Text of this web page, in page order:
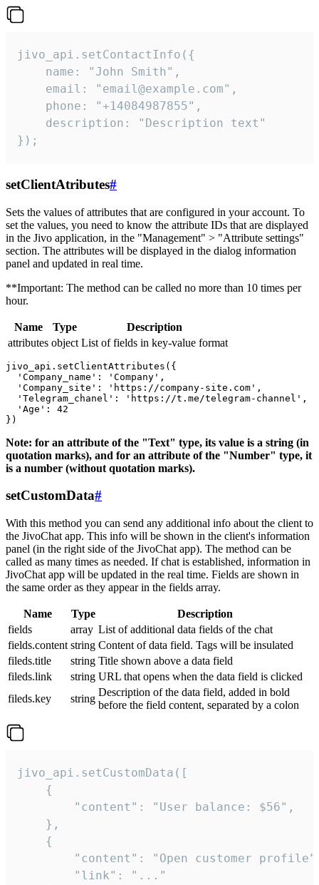
jivo_api.setContactInfo({
    name: "John Smith",
    email: "email@example.com",
    phone: "+14084987855",
    description: "Description text"
});
setClientAtributes#
Sets the values ​​of attributes that are configured in your account. To
set the values, you need to know the attribute IDs that are displayed
in the Jivo application, in the "Management" > "Attribute settings"
section. The attributes will be displayed in the dialog information
panel and updated in real time.
**Important: The method can be called no more than 10 times per
hour.
Name Type
Description
attributes object List of fields in key-value format
jivo_api.setClientAttributes({
  'Company_name': 'Company',
  'Company_site': 'https://company-site.com',
  'Telegram_chanel': 'https://t.me/telegram-channel',
  'Age': 42
Note: for an attribute of the "Text" type, its value is a string (in
quotation marks), and for an attribute of the "Number" type, it
is a number (without quotation marks).
setCustomData#
With this method you can send any additional info about the client to
the JivoChat app. This info will be shown in the client's information
panel (in the right side of the JivoChat app). The method can be
called as many times as needed. If chat is established, information in
JivoChat app will be updated in the real time. Fields are shown in
the same order as they appear in the fields array.
Name Type
Description
fields
array List of additional data fields of the chat
fields.content string Content of data field. Tags will be insulated
fileds.title
string Title shown above a data field
fileds.link
string URL that opens when the data field is clicked
fileds.key
string
Description of the data field, added in bold
before the field content, separated by a colon
jivo_api.setCustomData([
    {
        "content": "User balance: $56",
    },
    {
"content": "Open customer
        "link": "..."